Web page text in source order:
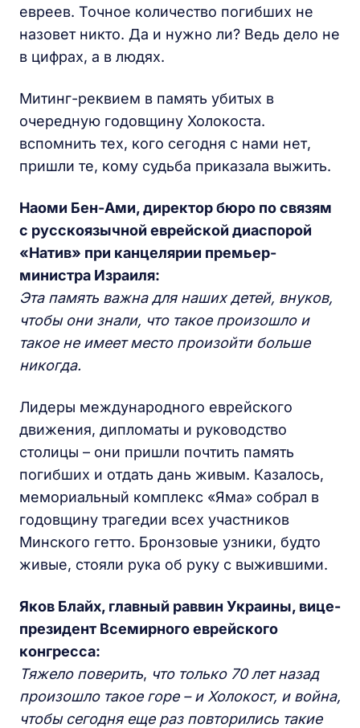
евреев. Точное количество погибших не
назовет никто. Да и нужно ли? Ведь дело не
в цифрах, а в людях.
Митинг-реквием в память убитых в
очередную годовщину Холокоста.
вспомнить тех, кого сегодня с нами нет,
пришли те, кому судьба приказала выжить.
Наоми Бен-Ами, директор бюро по связям
с русскоязычной еврейской диаспорой
«Натив» при канцелярии премьер-
министра Израиля:
Эта память важна для наших детей, внуков,
чтобы они знали, что такое произошло и
такое не имеет место произойти больше
никогда.
Лидеры международного еврейского
движения, дипломаты и руководство
столицы – они пришли почтить память
погибших и отдать дань живым. Казалось,
мемориальный комплекс «Яма» собрал в
годовщину трагедии всех участников
Минского гетто. Бронзовые узники, будто
живые, стояли рука об руку с выжившими.
Яков Блайх, главный раввин Украины, вице-
президент Всемирного еврейского
конгресса:
Тяжело поверить, что только 70 лет назад
произошло такое горе – и Холокост, и война,
чтобы сегодня еще раз повторились такие